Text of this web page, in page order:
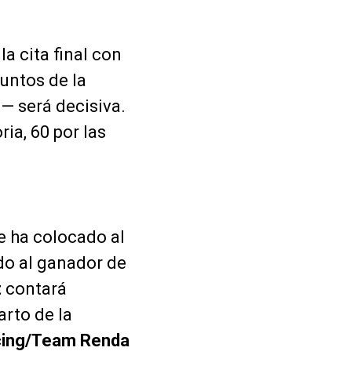
cita final con
de la
será decisiva.
60 por las
ha colocado al
al ganador de
contará
de la
Team Renda